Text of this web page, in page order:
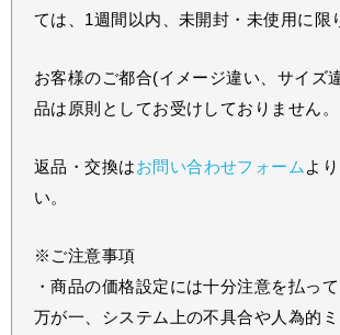
ては、1週間以内、未開封・未使用に限
お客様のご都合(イメージ違い、サイズ
品は原則としてお受けしておりません。
返品・交換はお問い合わせフォーム よ
い。
※ご注意事項
・商品の価格設定には十分注意を払って
万が一、システム上の不具合や人為的